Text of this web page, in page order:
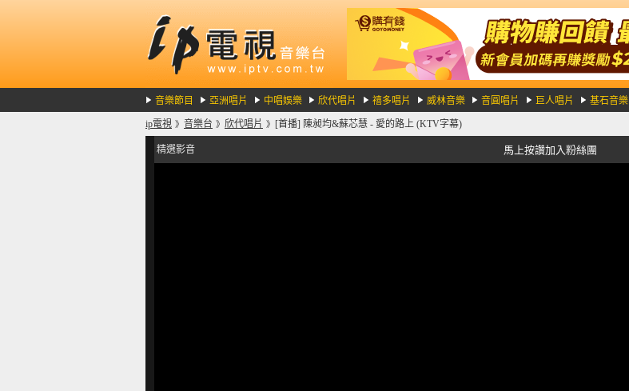
音樂節目 亞洲唱片 中唱娛樂 欣代唱片 禧多唱片 威林音樂 音圓唱片 巨人唱片 基石音樂
ip電視 》 音樂台 》 欣代唱片 》 [首播] 陳昶均&蘇芯慧 - 愛的路上 (KTV字幕)
精選影音 馬上按讚加入粉絲團